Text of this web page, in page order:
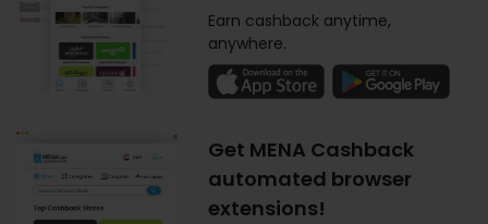
Earn cashback anytime,
anywhere.
Get MENA Cashback
automated browser
extensions!